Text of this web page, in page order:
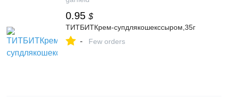
0.95 $
ТИТБИТКрем-супдлякошекссыром,35г
- Few orders